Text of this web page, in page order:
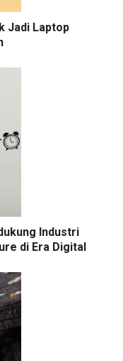
Jadi Laptop
Industri
di Era Digital